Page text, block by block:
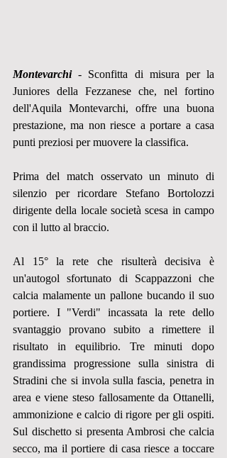
Montevarchi - Sconfitta di misura per la
Juniores della Fezzanese che, nel fortino
dell'Aquila Montevarchi, offre una buona
prestazione, ma non riesce a portare a casa
punti preziosi per muovere la classifica.
Prima del match osservato un minuto di
silenzio per ricordare Stefano Bortolozzi
dirigente della locale società scesa in campo
con il lutto al braccio.
Al 15° la rete che risulterà decisiva è
un'autogol sfortunato di Scappazzoni che
calcia malamente un pallone bucando il suo
portiere. I "Verdi" incassata la rete dello
svantaggio provano subito a rimettere il
risultato in equilibrio. Tre minuti dopo
grandissima progressione sulla sinistra di
Stradini che si invola sulla fascia, penetra in
area e viene steso fallosamente da Ottanelli,
ammonizione e calcio di rigore per gli ospiti.
Sul dischetto si presenta Ambrosi che calcia
secco, ma il portiere di casa riesce a toccare